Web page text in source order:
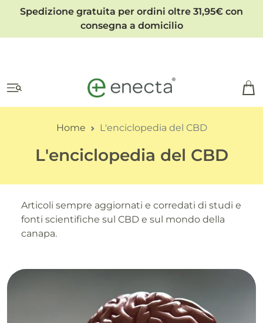
Spedizione gratuita per ordini oltre 31,95€ con
consegna a domicilio
Home L'enciclopedia del CBD
L'enciclopedia del CBD
Articoli sempre aggiornati e corredati di studi e
fonti scientifiche sul CBD e sul mondo della
canapa.